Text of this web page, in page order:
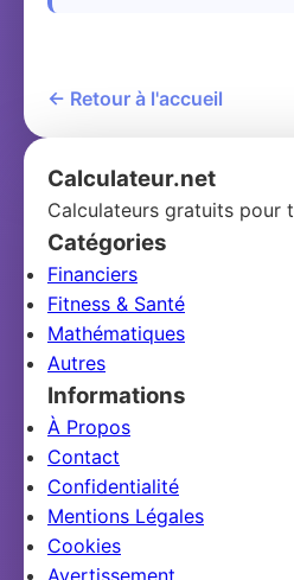
← Retour à l'accueil
Calculateur.net
Calculateurs gratuits pour
Catégories
Financiers
Fitness & Santé
Mathématiques
Autres
Informations
À Propos
Contact
Confidentialité
Mentions Légales
Cookies
Avertissement